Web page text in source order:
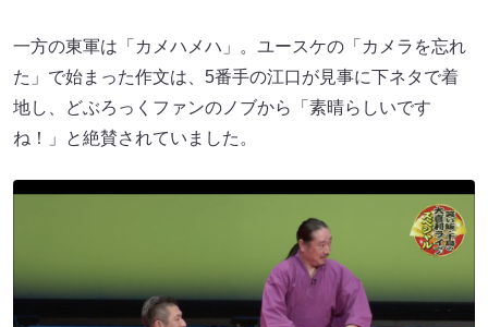
一方の東軍は「カメハメハ」。ユースケの「カメラを忘れ
た」で始まった作文は、5番手の江口が見事に下ネタで着
地し、どぶろっくファンのノブから「素晴らしいです
ね！」と絶賛されていました。